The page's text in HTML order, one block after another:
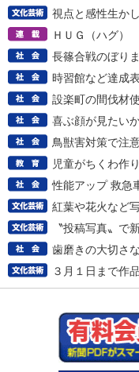
視点と感性生か
ＨＵＧ（ハグ）
長篠合戦のぼり
時習館など達成
設楽町の間伐材
喜ぶ顔が見たい
鳥獣害対策で注
児童がちくわ作
性能アップ 救急
紅葉や花火など
〝投稿写真〟で
歯磨きの大切さ
３月１日まで作